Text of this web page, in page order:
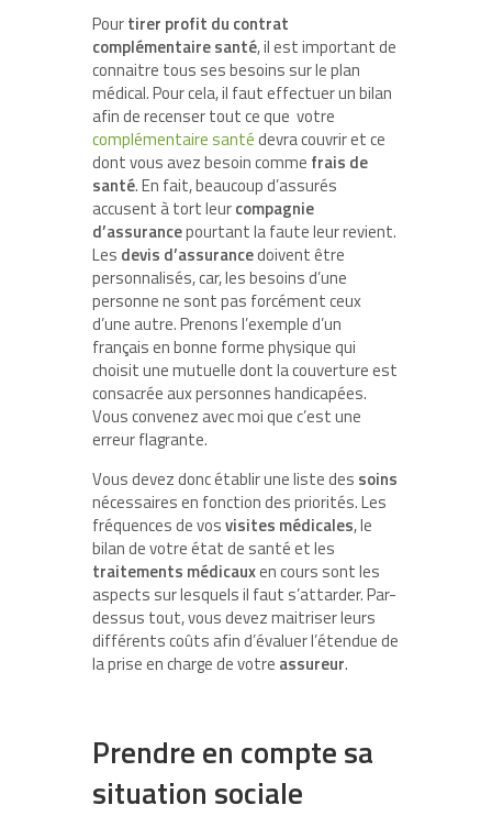
Pourtirer profit du contrat
complémentaire santé, il est important de
connaitre tous ses besoins sur le plan
médical. Pour cela, il faut effectuer un bilan
afin de recenser tout ce que votre
complémentaire santédevra couvrir et ce
dont vous avez besoin comme frais de
santé. En fait, beaucoup d’assurés
accusent à tort leurcompagnie
d’assurancepourtant la faute leur revient.
Les devis d’assurancedoivent être
personnalisés, car, les besoins d’une
personne ne sont pas forcément ceux
d’une autre. Prenons l’exemple d’un
français en bonne forme physique qui
choisit une mutuelle dont la couverture est
consacrée aux personnes handicapées.
Vous convenez avec moi que c’est une
erreur flagrante.
Vous devez donc établir une liste des soins
nécessaires en fonction des priorités. Les
fréquences de vosvisites médicales, le
bilan de votre état de santé et les
traitements médicauxen cours sont les
aspects sur lesquels il faut s’attarder. Par-
dessus tout, vous devez maitriser leurs
différents coûts afin d’évaluer l’étendue de
la prise en charge de votre assureur.
Prendre en compte sa
situation sociale